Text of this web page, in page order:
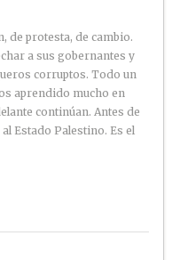
de protesta, de cambio.
a sus gobernantes y
corruptos. Todo un
aprendido mucho en
continúan. Antes de
Estado Palestino. Es el